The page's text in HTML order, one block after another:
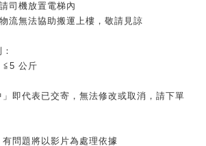
司機放置電梯內
流無法協助搬運上樓，敬請見諒
≦5 公斤
即代表已交寄，無法修改或取消，請下單
問題將以影片為處理依據